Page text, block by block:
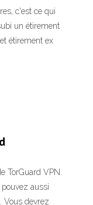
c'est ce qui
un étirement
étirement ex
TorGuard VPN.
aussi
Vous devrez